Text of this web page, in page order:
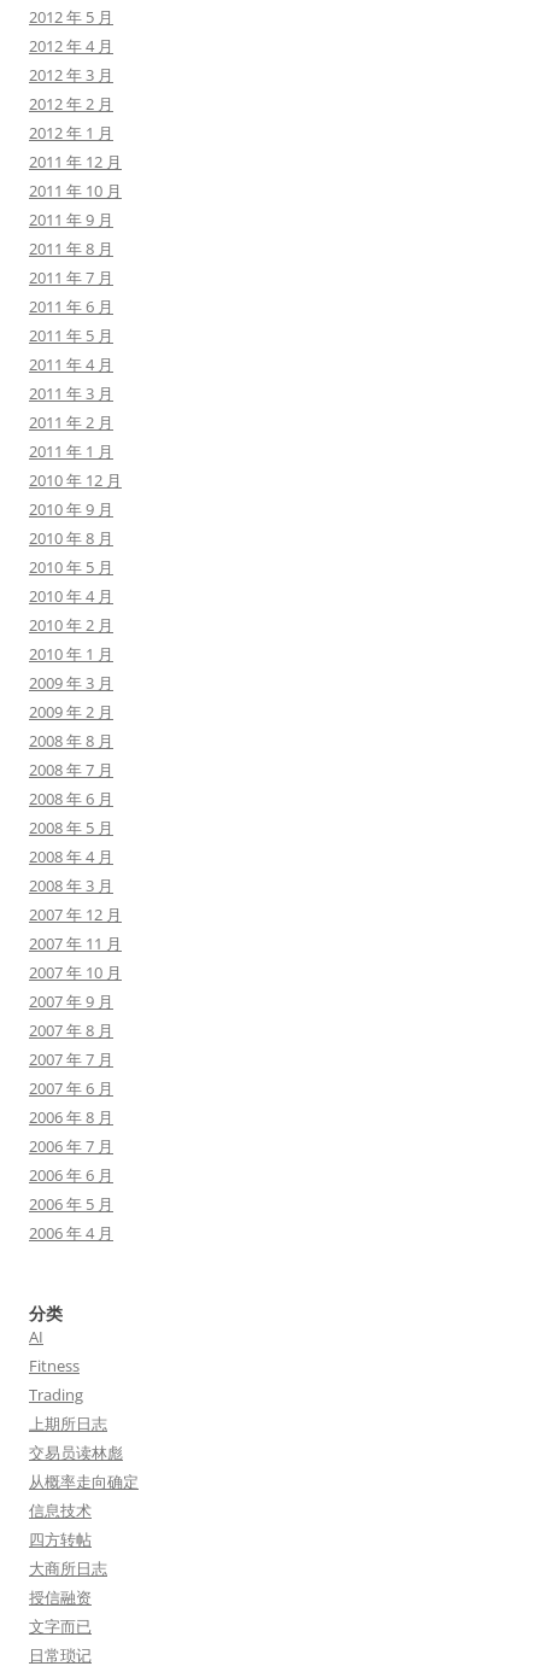
2012 年 5 月
2012 年 4 月
2012 年 3 月
2012 年 2 月
2012 年 1 月
2011 年 12 月
2011 年 10 月
2011 年 9 月
2011 年 8 月
2011 年 7 月
2011 年 6 月
2011 年 5 月
2011 年 4 月
2011 年 3 月
2011 年 2 月
2011 年 1 月
2010 年 12 月
2010 年 9 月
2010 年 8 月
2010 年 5 月
2010 年 4 月
2010 年 2 月
2010 年 1 月
2009 年 3 月
2009 年 2 月
2008 年 8 月
2008 年 7 月
2008 年 6 月
2008 年 5 月
2008 年 4 月
2008 年 3 月
2007 年 12 月
2007 年 11 月
2007 年 10 月
2007 年 9 月
2007 年 8 月
2007 年 7 月
2007 年 6 月
2006 年 8 月
2006 年 7 月
2006 年 6 月
2006 年 5 月
2006 年 4 月
分类
AI
Fitness
Trading
上期所日志
交易员读林彪
从概率走向确定
信息技术
四方转帖
大商所日志
授信融资
文字而已
日常琐记